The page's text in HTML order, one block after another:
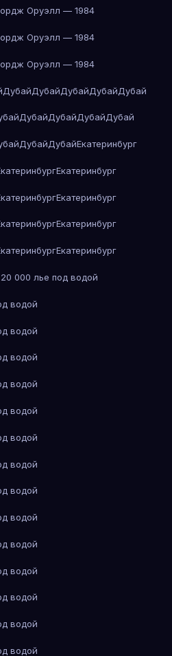
Оруэлл — 1984
Оруэлл — 1984
Оруэлл — 1984
ДубайДубайДубайДубайДубай
ДубайДубайДубайДубай
ДубайДубайЕкатеринбург
Екатеринбург
Екатеринбург
Екатеринбург
Екатеринбург
000 лье под водой
водой
водой
водой
водой
водой
водой
водой
водой
водой
водой
водой
водой
водой
водой